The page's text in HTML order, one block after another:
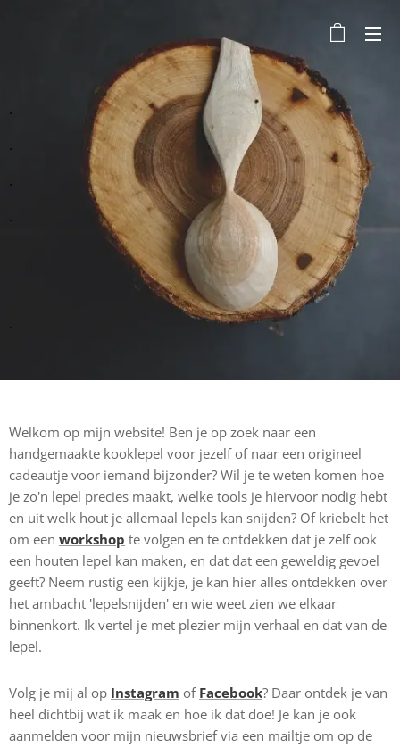
.
.
.
.
.
Welkom op mijn website! Ben je op zoek naar een
handgemaakte kooklepel voor jezelf of naar een origineel
cadeautje voor iemand bijzonder? Wil je te weten komen hoe
je zo'n lepel precies maakt, welke tools je hiervoor nodig hebt
en uit welk hout je allemaal lepels kan snijden? Of kriebelt het
om een workshop te volgen en te ontdekken dat je zelf ook
een houten lepel kan maken, en dat dat een geweldig gevoel
geeft? Neem rustig een kijkje, je kan hier alles ontdekken over
het ambacht 'lepelsnijden' en wie weet zien we elkaar
binnenkort. Ik vertel je met plezier mijn verhaal en dat van de
lepel.
Volg je mij al op Instagram of Facebook? Daar ontdek je van
heel dichtbij wat ik maak en hoe ik dat doe! Je kan je ook
aanmelden voor mijn nieuwsbrief via een mailtje om op de